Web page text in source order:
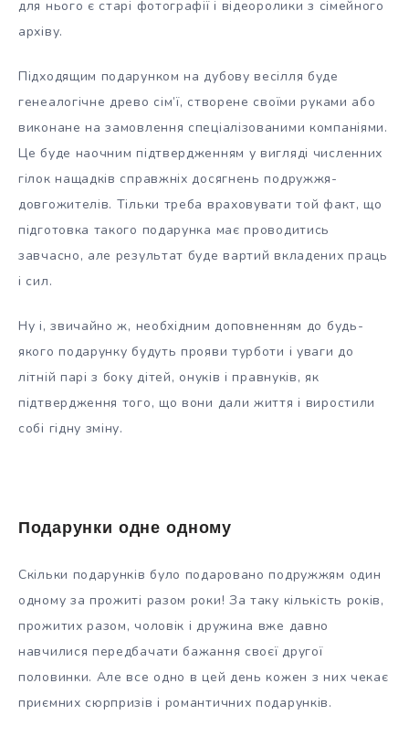
для нього є старі фотографії і відеоролики з сімейного
архіву.
Підходящим подарунком на дубову весілля буде
генеалогічне древо сім’ї, створене своїми руками або
виконане на замовлення спеціалізованими компаніями.
Це буде наочним підтвердженням у вигляді численних
гілок нащадків справжніх досягнень подружжя-
довгожителів. Тільки треба враховувати той факт, що
підготовка такого подарунка має проводитись
завчасно, але результат буде вартий вкладених праць
і сил.
Ну і, звичайно ж, необхідним доповненням до будь-
якого подарунку будуть прояви турботи і уваги до
літній парі з боку дітей, онуків і правнуків, як
підтвердження того, що вони дали життя і виростили
собі гідну зміну.
Подарунки одне одному
Скільки подарунків було подаровано подружжям один
одному за прожиті разом роки! За таку кількість років,
прожитих разом, чоловік і дружина вже давно
навчилися передбачати бажання своєї другої
половинки. Але все одно в цей день кожен з них чекає
приємних сюрпризів і романтичних подарунків.